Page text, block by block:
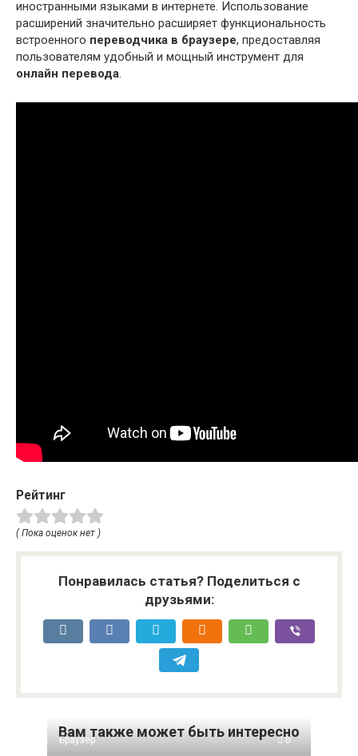
иностранными языками в интернете. Использование
расширений значительно расширяет функциональность
встроенного переводчика в браузере, предоставляя
пользователям удобный и мощный инструмент для
онлайн перевода.
Рейтинг
( Пока оценок нет )
Понравилась статья? Поделиться с
друзьями:
Вам также может быть интересно
Браузер 0